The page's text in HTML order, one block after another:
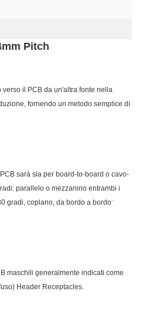
Pitch
il PCB da un'altra fonte nella
fornendo un metodo semplice di
sarà sia per board-to-board o cavo-
parallelo o mezzanino entrambi i
gradi, coplano, da bordo a bordo
maschili generalmente indicati come
Header Receptacles.